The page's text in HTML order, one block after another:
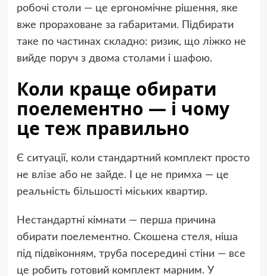
робочі столи — це ергономічне рішення, яке
вже прораховане за габаритами. Підбирати
таке по частинах складно: ризик, що ліжко не
вийде поруч з двома столами і шафою.
Коли краще обирати
поелементно — і чому
це теж правильно
Є ситуації, коли стандартний комплект просто
не влізе або не зайде. І це не примха — це
реальність більшості міських квартир.
Нестандартні кімнати — перша причина
обирати поелементно. Скошена стеля, ніша
під підвіконням, труба посередині стіни — все
це робить готовий комплект марним. У